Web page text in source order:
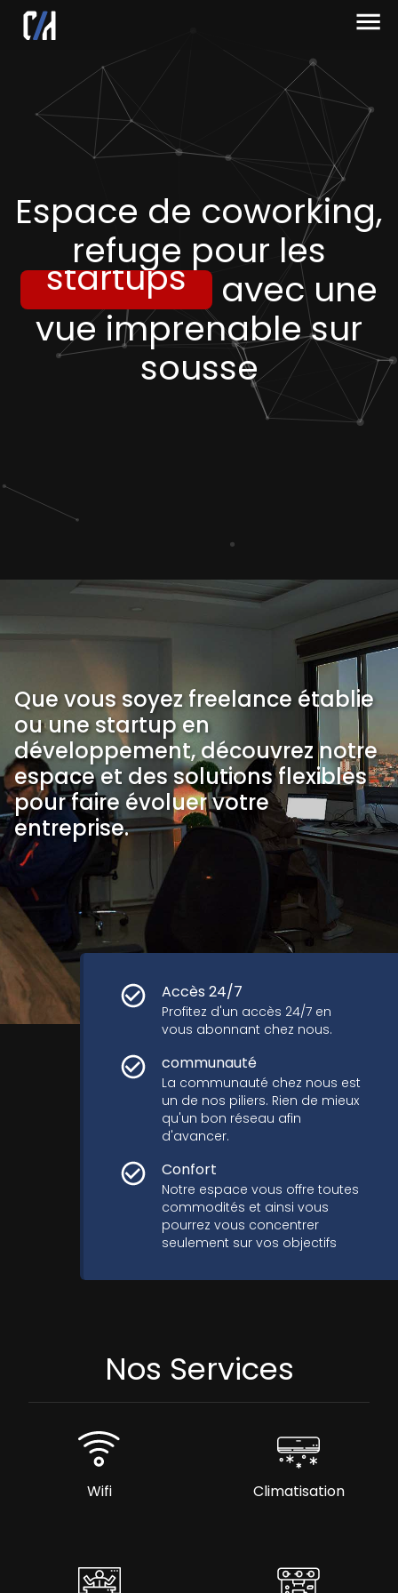
Espace de coworking,
refuge pour les
créatifs
freelances
startups
créatifs
avec une
vue imprenable sur
sousse
Que vous soyez freelance établie
ou une startup en
développement, découvrez notre
espace et des solutions flexibles
pour faire évoluer votre
entreprise.
Accès 24/7
Profitez d'un accès 24/7 en
vous abonnant chez nous.
communauté
La communauté chez nous est
un de nos piliers. Rien de mieux
qu'un bon réseau afin
d'avancer.
Confort
Notre espace vous offre toutes
commodités et ainsi vous
pourrez vous concentrer
seulement sur vos objectifs
Nos Services
Wifi Climatisation